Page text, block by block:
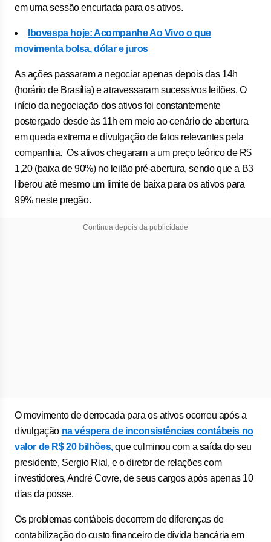
em uma sessão encurtada para os ativos.
Ibovespa hoje: Acompanhe Ao Vivo o que
movimenta bolsa, dólar e juros
As ações passaram a negociar apenas depois das 14h
(horário de Brasília) e atravessaram sucessivos leilões. O
início da negociação dos ativos foi constantemente
postergado desde às 11h em meio ao cenário de abertura
em queda extrema e divulgação de fatos relevantes pela
companhia. Os ativos chegaram a um preço teórico de R$
1,20 (baixa de 90%) no leilão pré-abertura, sendo que a B3
liberou até mesmo um limite de baixa para os ativos para
99% neste pregão.
Continua depois da publicidade
O movimento de derrocada para os ativos ocorreu após a
divulgação na véspera de inconsistências contábeis no
valor de R$ 20 bilhões,que culminou com a saída do seu
presidente, Sergio Rial, e o diretor de relações com
investidores, André Covre, de seus cargos após apenas 10
dias da posse.
Os problemas contábeis decorrem de diferenças de
contabilização do custo financeiro de dívida bancária em